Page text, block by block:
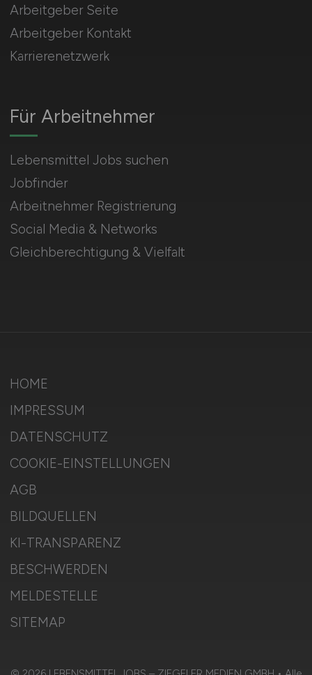
Für Arbeitnehmer
Lebensmittel Jobs suchen
Jobfinder
Arbeitnehmer Registrierung
Social Media & Networks
Gleichberechtigung & Vielfalt
Arbeitgeber Seite
Arbeitgeber Kontakt
Karrierenetzwerk
HOME
IMPRESSUM
DATENSCHUTZ
COOKIE-EINSTELLUNGEN
AGB
BILDQUELLEN
KI-TRANSPARENZ
BESCHWERDEN
MELDESTELLE
SITEMAP